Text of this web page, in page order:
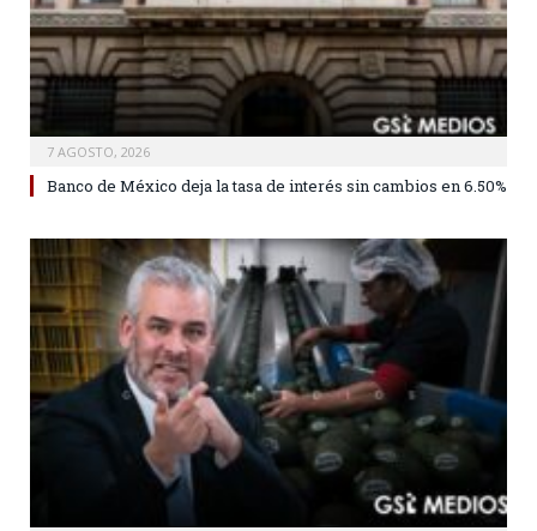
7 AGOSTO, 2026
Banco de México deja la tasa de interés sin cambios en 6.50%